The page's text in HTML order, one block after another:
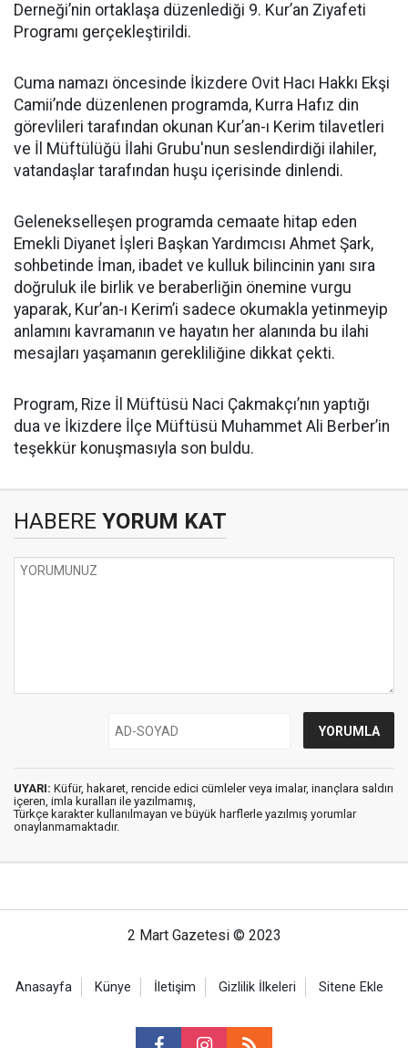
Derneği’nin ortaklaşa düzenlediği 9. Kur’an Ziyafeti
Programı gerçekleştirildi.
Cuma namazı öncesinde İkizdere Ovit Hacı Hakkı Ekşi
Camii’nde düzenlenen programda, Kurra Hafız din
görevlileri tarafından okunan Kur’an-ı Kerim tilavetleri
ve İl Müftülüğü İlahi Grubu'nun seslendirdiği ilahiler,
vatandaşlar tarafından huşu içerisinde dinlendi.
Gelenekselleşen programda cemaate hitap eden
Emekli Diyanet İşleri Başkan Yardımcısı Ahmet Şark,
sohbetinde İman, ibadet ve kulluk bilincinin yanı sıra
doğruluk ile birlik ve beraberliğin önemine vurgu
yaparak, Kur’an-ı Kerim’i sadece okumakla yetinmeyip
anlamını kavramanın ve hayatın her alanında bu ilahi
mesajları yaşamanın gerekliliğine dikkat çekti.
Program, Rize İl Müftüsü Naci Çakmakçı’nın yaptığı
dua ve İkizdere İlçe Müftüsü Muhammet Ali Berber’in
teşekkür konuşmasıyla son buldu.
HABERE YORUM KAT
UYARI: Küfür, hakaret, rencide edici cümleler veya imalar, inançlara saldırı
içeren, imla kuralları ile yazılmamış,
Türkçe karakter kullanılmayan ve büyük harflerle yazılmış yorumlar
onaylanmamaktadır.
2 Mart Gazetesi © 2023
Anasayfa Künye İletişim Gizlilik İlkeleri Sitene Ekle